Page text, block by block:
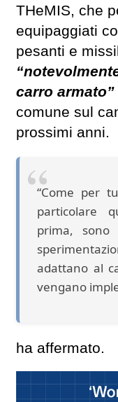
THeMIS, che
equipaggiati
pesanti e
carro armato”
comune sul
prossimi anni.
“Come per
particolare
prima, sono
adattano al
vengano
ha affermato.